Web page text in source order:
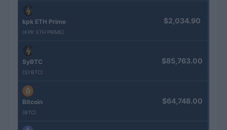
kpk ETH Prime
(KPK ETH PRIME)
$2,034.90
SyBTC
(SYBTC)
$85,763.00
Bitcoin
(BTC)
$64,748.00